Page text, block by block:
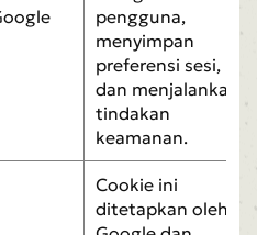
pengguna,
menyimpan
preferensi sesi,
dan menjalankan
tindakan
keamanan.
Cookie ini
ditetapkan oleh